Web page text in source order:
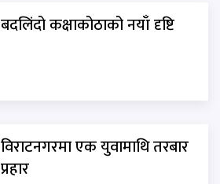
बदलिंदो कक्षाकोठाको नयाँ दृष्टि
विराटनगरमा एक युवामाथि तरबार
प्रहार